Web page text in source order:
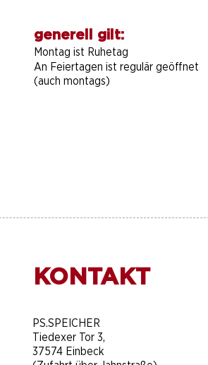
generell gilt:
Montag ist Ruhetag
An Feiertagen ist regulär geöffnet
(auch montags)
KONTAKT
​PS.SPEICHER
Tiedexer Tor 3,
37574 Einbeck